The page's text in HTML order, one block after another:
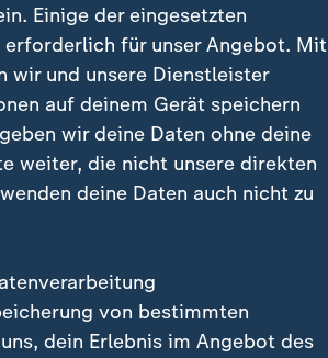
Einige der eingesetzten
erforderlich für unser Angebot. Mit
wir und unsere Dienstleister
auf deinem Gerät speichern
wir deine Daten ohne deine
weiter, die nicht unsere direkten
deine Daten auch nicht zu
von bestimmten
dein Erlebnis im Angebot des